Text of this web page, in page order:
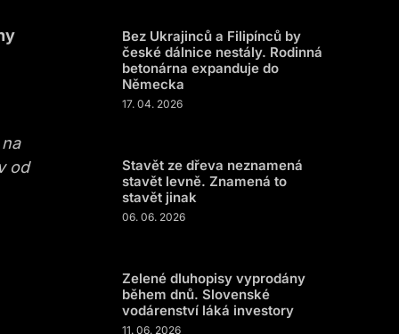
od
Bez Ukrajinců a Filipínců by
české dálnice nestály. Rodinná
betonárna expanduje do
Německa
17. 04. 2026
Stavět ze dřeva neznamená
stavět levně. Znamená to
stavět jinak
06. 06. 2026
Zelené dluhopisy vyprodány
během dnů. Slovenské
vodárenství láká investory
11. 06. 2026